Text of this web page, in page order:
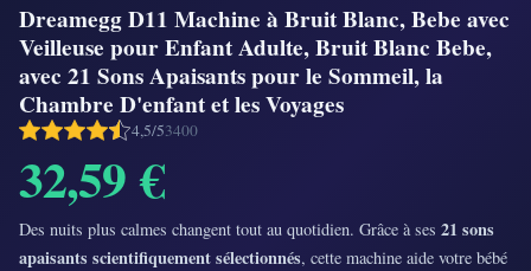
Dreamegg D11 Machine à Bruit Blanc, Bebe avec
Veilleuse pour Enfant Adulte, Bruit Blanc Bebe,
avec 21 Sons Apaisants pour le Sommeil, la
Chambre D'enfant et les Voyages
4,5/53400
32,59 €
Des nuits plus calmes changent tout au quotidien. Grâce à ses 21 sons
apaisants scientifiquement sélectionnés, cette machine aide votre bébé